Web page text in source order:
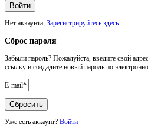
Нет аккаунта, Зарегистрируйтесь здесь
Сброс пароля
Забыли пароль? Пожалуйста, введите свой
ссылку и создадите новый пароль по
E-mail*
Уже есть аккаунт? Войти